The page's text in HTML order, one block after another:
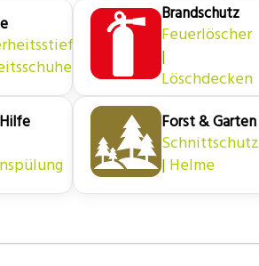
Brandschutz
Feuerlöscher
|
Löschdecken
Forst & Garten
Schnittschutz
| Helme